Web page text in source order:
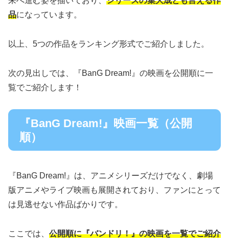
品になっています。
以上、5つの作品をランキング形式でご紹介しました。
次の見出しでは、『BanG Dream!』の映画を公開順に一
覧でご紹介します！
『BanG Dream!』映画一覧（公開
順）
『BanG Dream!』は、アニメシリーズだけでなく、劇場
版アニメやライブ映画も展開されており、ファンにとって
は見逃せない作品ばかりです。
ここでは、 公開順に『バンドリ！』の映画を一覧でご紹介